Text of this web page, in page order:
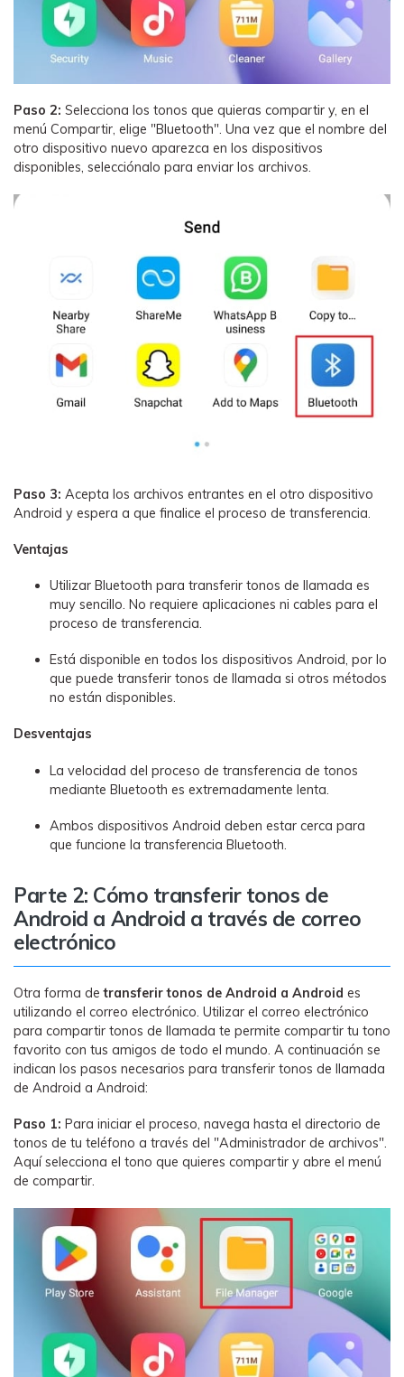
Paso 2: Selecciona los tonos que quieras compartir y, en el
menú Compartir, elige "Bluetooth". Una vez que el nombre del
otro dispositivo nuevo aparezca en los dispositivos
disponibles, selecciónalo para enviar los archivos.
Paso 3: Acepta los archivos entrantes en el otro dispositivo
Android y espera a que finalice el proceso de transferencia.
Ventajas
Utilizar Bluetooth para transferir tonos de llamada es
muy sencillo. No requiere aplicaciones ni cables para el
proceso de transferencia.
Está disponible en todos los dispositivos Android, por lo
que puede transferir tonos de llamada si otros métodos
no están disponibles.
Desventajas
La velocidad del proceso de transferencia de tonos
mediante Bluetooth es extremadamente lenta.
Ambos dispositivos Android deben estar cerca para
que funcione la transferencia Bluetooth.
Parte 2: Cómo transferir tonos de
Android a Android a través de correo
electrónico
Otra forma de transferir tonos de Android a Android es
utilizando el correo electrónico. Utilizar el correo electrónico
para compartir tonos de llamada te permite compartir tu tono
favorito con tus amigos de todo el mundo. A continuación se
indican los pasos necesarios para transferir tonos de llamada
de Android a Android:
Paso 1: Para iniciar el proceso, navega hasta el directorio de
tonos de tu teléfono a través del "Administrador de archivos".
Aquí selecciona el tono que quieres compartir y abre el menú
de compartir.